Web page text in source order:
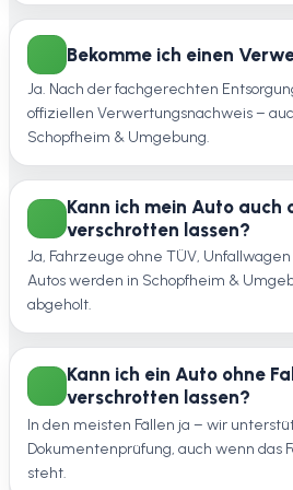
Bekomme ich einen
Ja. Nach der fachgerechten
offiziellen Verwertungsnachweis –
Schopfheim & Umgebung.
Kann ich mein Auto auch
verschrotten lassen?
Ja, Fahrzeuge ohne TÜV,
Autos werden in Schopfheim &
abgeholt.
Kann ich ein Auto ohne
verschrotten lassen?
In den meisten Fällen ja – wir
Dokumentenprüfung, auch wenn das
steht.